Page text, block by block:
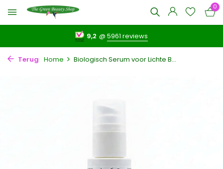
0
9,2 @5961 reviews
Terug Home Biologisch Serum voor Lichte B...